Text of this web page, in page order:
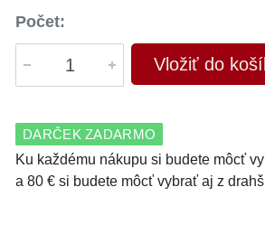
Počet:
Vložiť do
DARČEK ZADARMO
Ku každému nákupu si budete môcť
a 80 € si budete môcť vybrať aj z